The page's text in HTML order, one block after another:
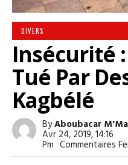
DIVERS
Insécurité
Tué Par
Kagbélé
ByAboubacar
Avr 24, 2019, 14:16
Pm Commentaires